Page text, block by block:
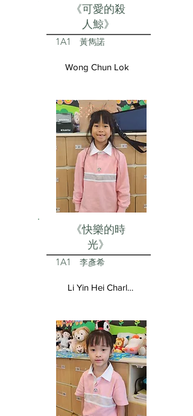
《可愛的殺
人鯨》
1A1 黃雋諾
Wong Chun Lok
《快樂的時
光》
1A1 李彥希
Li Yin Hei Charlotte